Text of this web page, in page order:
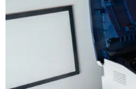
Podujatia